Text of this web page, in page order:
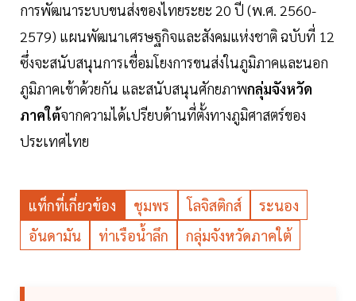
การพัฒนาระบบขนส่งของไทยระยะ 20 ปี (พ.ศ. 2560-
2579) แผนพัฒนาเศรษฐกิจและสังคมแห่งชาติ ฉบับที่ 12
ซึ่งจะสนับสนุนการเชื่อมโยงการขนส่งในภูมิภาคและนอก
ภูมิภาคเข้าด้วยกัน และสนับสนุนศักยภาพกลุ่มจังหวัด
ภาคใต้จากความได้เปรียบด้านที่ตั้งทางภูมิศาสตร์ของ
ประเทศไทย
แท็กที่เกี่ยวข้อง ชุมพร โลจิสติกส์
ระนอง
อันดามัน
ท่าเรือน้ำลึก กลุ่มจังหวัดภาคใต้